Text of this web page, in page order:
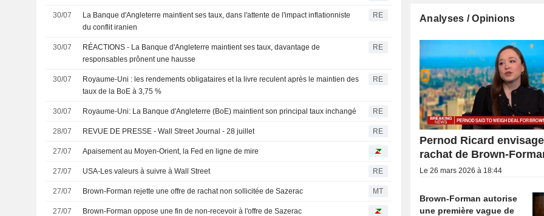
30/07
La Banque d'Angleterre maintient ses taux, dans l'attente de l'impact inflationniste
du conflit iranien
RE
30/07
RÉACTIONS - La Banque d'Angleterre maintient ses taux, davantage de
responsables prônent une hausse
RE
30/07
Royaume-Uni : les rendements obligataires et la livre reculent après le maintien des
taux de la BoE à 3,75 %
RE
30/07 Royaume-Uni: La Banque d'Angleterre (BoE) maintient son principal taux inchangé RE
28/07 REVUE DE PRESSE - Wall Street Journal - 28 juillet RE
27/07 Apaisement au Moyen-Orient, la Fed en ligne de mire
27/07 USA-Les valeurs à suivre à Wall Street RE
27/07 Brown-Forman rejette une offre de rachat non sollicitée de Sazerac MT
27/07 Brown-Forman oppose une fin de non-recevoir à l'offre de Sazerac
Analyses / Opinions
Pernod Ricard
rachat de Brown-
Le 26 mars 2026 à 18:44
Brown-Forman autorise
une première vague de